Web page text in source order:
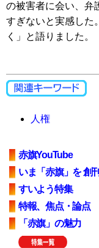
の被害者に会い、弁
すぎないと実感した
く」と語りました。
人権
赤旗YouTube
いま「赤旗」を 創
すいよう特集
特報、焦点・論点
「赤旗」の魅力